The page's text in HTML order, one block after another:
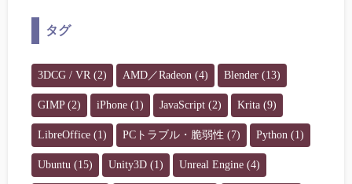
タグ
3DCG / VR (2) AMD／Radeon (4) Blender (13)
GIMP(2) iPhone (1) JavaScript (2) Krita (9)
LibreOffice (1) PCトラブル・脆弱性 (7) Python (1)
Ubuntu (15) Unity3D (1) Unreal Engine (4)